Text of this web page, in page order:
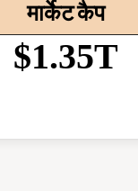
मार्केट कैप
$1.35T